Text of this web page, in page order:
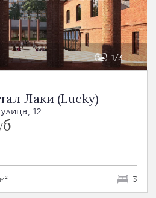
1 3
Лаки (Lucky)
12
3